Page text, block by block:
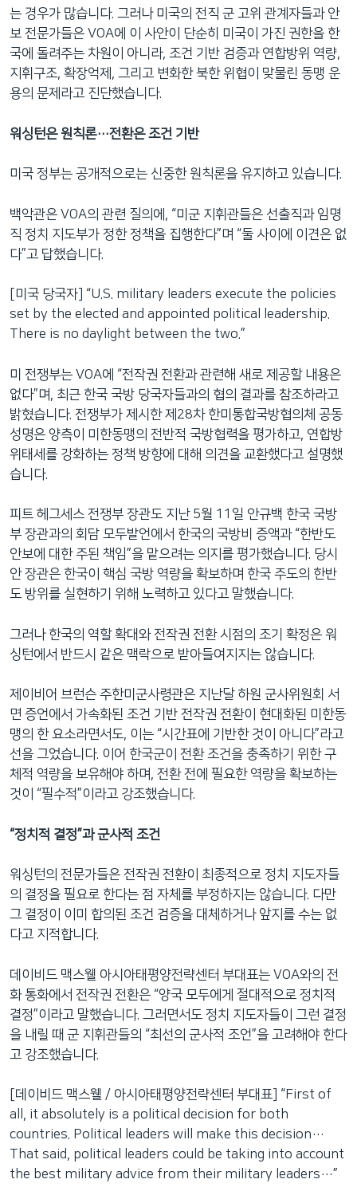
는 경우가 많습니다. 그러나 미국의 전직 군 고위 관계자들과 안
보 전문가들은 VOA에 이 사안이 단순히 미국이 가진 권한을 한
국에 돌려주는 차원이 아니라, 조건 기반 검증과 연합방위 역량,
지휘구조, 확장억제, 그리고 변화한 북한 위협이 맞물린 동맹 운
용의 문제라고 진단했습니다.
워싱턴은 원칙론…전환은 조건 기반
미국 정부는 공개적으로는 신중한 원칙론을 유지하고 있습니다.
백악관은 VOA의 관련 질의에, “미군 지휘관들은 선출직과 임명
직 정치 지도부가 정한 정책을 집행한다”며 “둘 사이에 이견은 없
다”고 답했습니다.
[미국 당국자] “U.S. military leaders execute the policies
set by the elected and appointed political leadership.
There is no daylight between the two.”
미 전쟁부는 VOA에 “전작권 전환과 관련해 새로 제공할 내용은
없다”며, 최근 한국 국방 당국자들과의 협의 결과를 참조하라고
밝혔습니다. 전쟁부가 제시한 제28차 한미통합국방협의체 공동
성명은 양측이 미한동맹의 전반적 국방협력을 평가하고, 연합방
위태세를 강화하는 정책 방향에 대해 의견을 교환했다고 설명했
습니다.
피트 헤그세스 전쟁부 장관도 지난 5월 11일 안규백 한국 국방
부 장관과의 회담 모두발언에서 한국의 국방비 증액과 “한반도
안보에 대한 주된 책임”을 맡으려는 의지를 평가했습니다. 당시
안 장관은 한국이 핵심 국방 역량을 확보하며 한국 주도의 한반
도 방위를 실현하기 위해 노력하고 있다고 말했습니다.
그러나 한국의 역할 확대와 전작권 전환 시점의 조기 확정은 워
싱턴에서 반드시 같은 맥락으로 받아들여지지는 않습니다.
제이비어 브런슨 주한미군사령관은 지난달 하원 군사위원회 서
면 증언에서 가속화된 조건 기반 전작권 전환이 현대화된 미한동
맹의 한 요소라면서도, 이는 “시간표에 기반한 것이 아니다”라고
선을 그었습니다. 이어 한국군이 전환 조건을 충족하기 위한 구
체적 역량을 보유해야 하며, 전환 전에 필요한 역량을 확보하는
것이 “필수적”이라고 강조했습니다.
“정치적 결정”과 군사적 조건
워싱턴의 전문가들은 전작권 전환이 최종적으로 정치 지도자들
의 결정을 필요로 한다는 점 자체를 부정하지는 않습니다. 다만
그 결정이 이미 합의된 조건 검증을 대체하거나 앞지를 수는 없
다고 지적합니다.
데이비드 맥스웰 아시아태평양전략센터 부대표는 VOA와의 전
화 통화에서 전작권 전환은 “양국 모두에게 절대적으로 정치적
결정”이라고 말했습니다. 그러면서도 정치 지도자들이 그런 결정
을 내릴 때 군 지휘관들의 “최선의 군사적 조언”을 고려해야 한다
고 강조했습니다.
[데이비드 맥스웰 / 아시아태평양전략센터 부대표] “First of
all, it absolutely is a political decision for both
countries. Political leaders will make this decision…
That said, political leaders could be taking into account
the best military advice from their military leaders…”